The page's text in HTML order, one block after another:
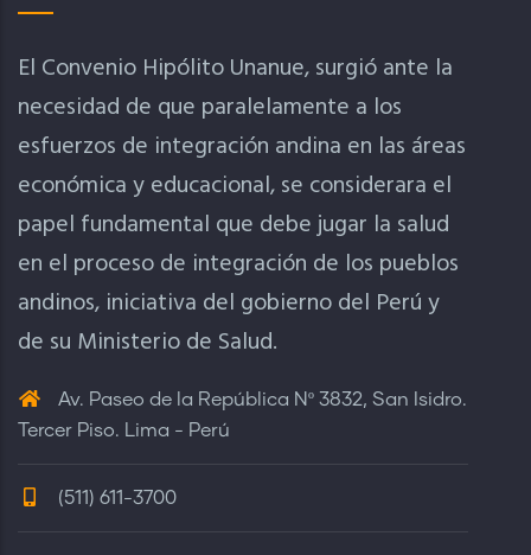
El Convenio Hipólito Unanue, surgió ante la
necesidad de que paralelamente a los
esfuerzos de integración andina en las áreas
económica y educacional, se considerara el
papel fundamental que debe jugar la salud
en el proceso de integración de los pueblos
andinos, iniciativa del gobierno del Perú y
de su Ministerio de Salud.
Av. Paseo de la República Nº 3832, San Isidro.
Tercer Piso. Lima - Perú
(511) 611-3700